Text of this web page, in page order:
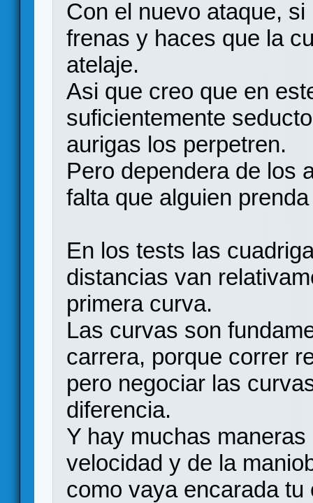
Con el nuevo ataque,
frenas y haces que la
atelaje.
Asi que creo que en
suficientemente
aurigas los perpetren.
Pero dependera de los
falta que alguien
En los tests las
distancias van
primera curva.
Las curvas son
carrera, porque correr
pero negociar las
diferencia.
Y hay muchas
velocidad y de la
como vaya encarada tu